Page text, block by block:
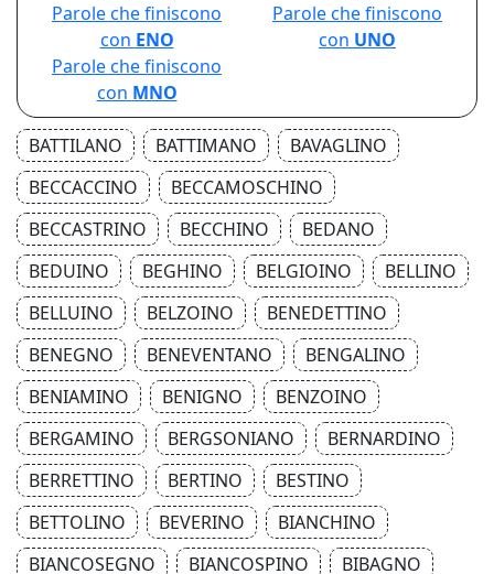
Parole che finiscono
con ENO
Parole che finiscono
con UNO
Parole che finiscono
con MNO
BATTILANO BATTIMANO
BAVAGLINO
BECCACCINO
BECCAMOSCHINO
BECCASTRINO
BECCHINO
BEDANO
BEDUINO
BEGHINO BELGIOINO
BELLINO
BELLUINO
BELZOINO
BENEDETTINO
BENEGNO
BENEVENTANO
BENGALINO
BENIAMINO
BENIGNO
BENZOINO
BERGAMINO
BERGSONIANO
BERNARDINO
BERRETTINO
BERTINO
BESTINO
BETTOLINO
BEVERINO
BIANCHINO
BIANCOSEGNO
BIANCOSPINO BIBAGNO